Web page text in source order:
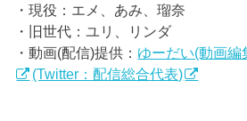
・現役：エメ、あみ、瑠奈
・旧世代：ユリ、リンダ
・動画(配信)提供： ゆーだい(動画編
(Twitter：配信総合代表)